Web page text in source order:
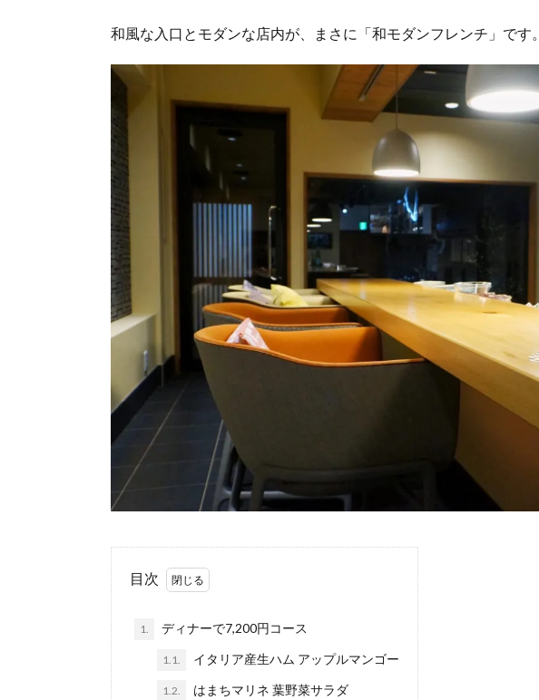
和風な入口とモダンな店内が、まさに「和モダンフレンチ」です。
目次
1. ディナーで7,200円コース
1.1. イタリア産生ハム アップルマンゴー
1.2. はまちマリネ 葉野菜サラダ